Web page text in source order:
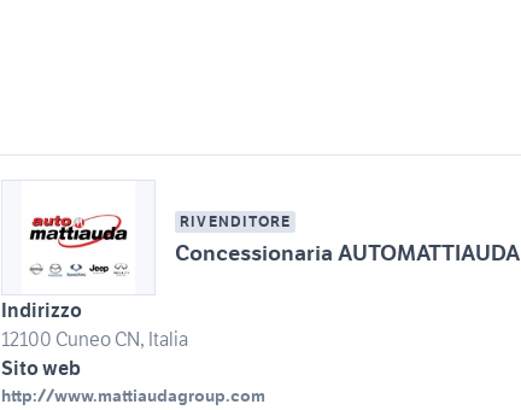
RIVENDITORE
Concessionaria AUTOMATTIAUDA
Indirizzo
12100 Cuneo CN, Italia
Sito web
http://www.mattiaudagroup.com